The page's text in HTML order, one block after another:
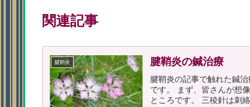
関連記事
腱鞘炎 腱鞘炎の鍼治療
腱鞘炎の記事で触れた鍼
です。 まず、皆さんが想
ところです。 三稜針は刺